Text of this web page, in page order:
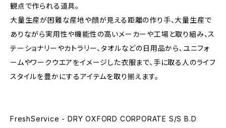
観点で作られる道具。
大量生産が困難な産地や顔が見える距離の作り手、大量生産で
ありながら実用性や機能性の高いメーカーや工場と取り組み、ス
テーショナリーやカトラリー、タオルなどの日用品から、ユニフォ
ームやワークウエアをイメージした衣服まで、手に取る人のライフ
スタイルを豊かにするアイテムを取り揃えます。
FreshService - DRY OXFORD CORPORATE S/S B.D